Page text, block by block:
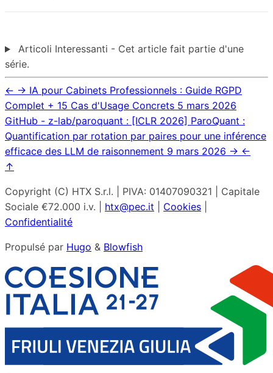
Articoli Interessanti - Cet article fait partie d'une
série.
← → IA pour Cabinets Professionnels : Guide RGPD
Complet + 15 Cas d'Usage Concrets 5 mars 2026
GitHub - z-lab/paroquant : [ICLR 2026] ParoQuant :
Quantification par rotation par paires pour une inférence
efficace des LLM de raisonnement 9 mars 2026 → ←
↑
Copyright (C) HTX S.r.l. | PIVA: 01407090321 | Capitale
Sociale €72.000 i.v. | htx@pec.it Cookies
Confidentialité
Propulsé par Hugo & Blowfish